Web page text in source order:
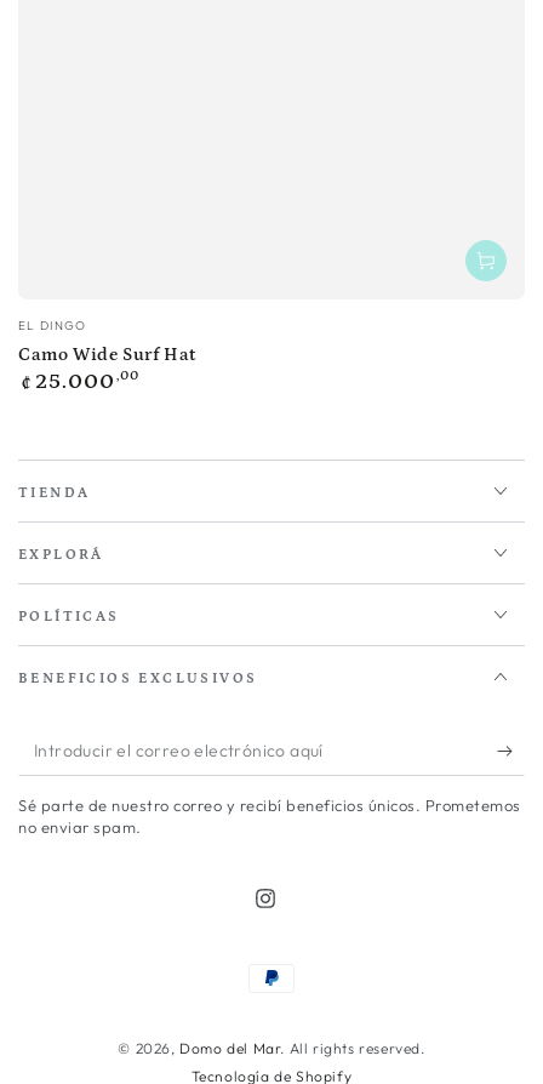
Vendedor:
EL DINGO
Camo Wide Surf Hat
Precio
₡ 25.000 ,00
TIENDA
EXPLORÁ
POLÍTICAS
BENEFICIOS EXCLUSIVOS
Introducir
el
correo
Sé parte de nuestro correo y recibí beneficios únicos. Prometemos
no enviar spam.
Instagram
© 2026, Domo del Mar. All rights reserved.
Tecnología de Shopify